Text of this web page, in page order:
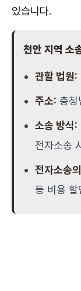
있습니다.
천안 지역 소
관할 법원:
주소: 충청
소송 방식:
전자소송
전자소송
등 비용 할